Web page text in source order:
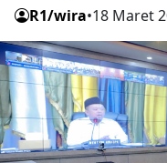
R1/wira•18 Maret